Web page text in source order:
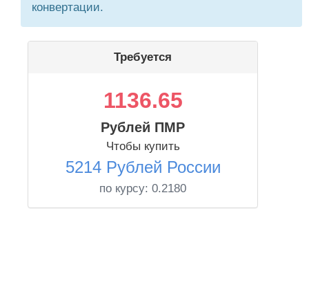
конвертации.
Требуется
1136.65
Рублей ПМР
Чтобы купить
5214 Рублей России
по курсу: 0.2180